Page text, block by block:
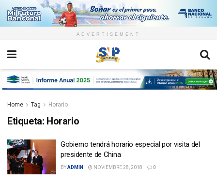
ADVERTISEMENT
Home Tag Horario
Etiqueta: Horario
Gobierno tendrá horario especial por visita del
presidente de China
BYADMIN NOVIEMBRE 28, 2018 0